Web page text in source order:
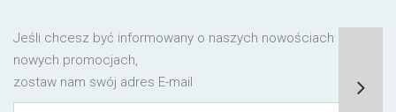
Jeśli chcesz być informowany o naszych nowościach lub o
nowych promocjach,
zostaw nam swój adres E-mail